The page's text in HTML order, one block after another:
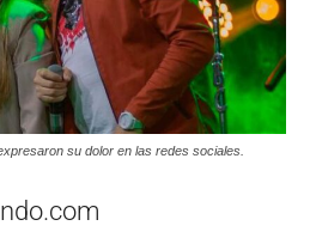
su dolor en las redes sociales.